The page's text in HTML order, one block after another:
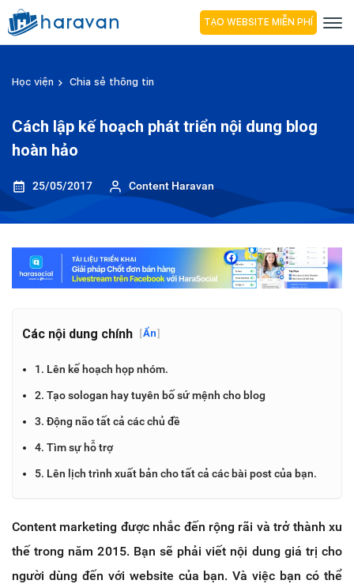
TẠO WEBSITE MIỄN PHÍ
Học viện Chia sẻ thông tin
Cách lập kế hoạch phát triển nội dung blog
hoàn hảo
25/05/2017 Content Haravan
Các nội dung chính [Ẩn]
1. Lên kế hoạch họp nhóm.
2. Tạo sologan hay tuyên bố sứ mệnh cho blog
3. Động não tất cả các chủ đề
4. Tìm sự hỗ trợ
5. Lên lịch trình xuất bản cho tất cả các bài post của bạn.
Content marketing được nhắc đến rộng rãi và trở thành xu
thế trong năm 2015. Bạn sẽ phải viết nội dung giá trị cho
người dùng đến với website của bạn. Và việc bạn có thể